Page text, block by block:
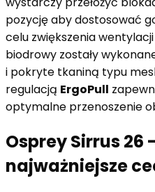
pozycję aby dostosować
celu zwiększenia
biodrowy zostały
i pokryte tkaniną typu
regulacją ErgoPull
optymalne przenoszenie
Osprey Sirrus 26
najważniejsze